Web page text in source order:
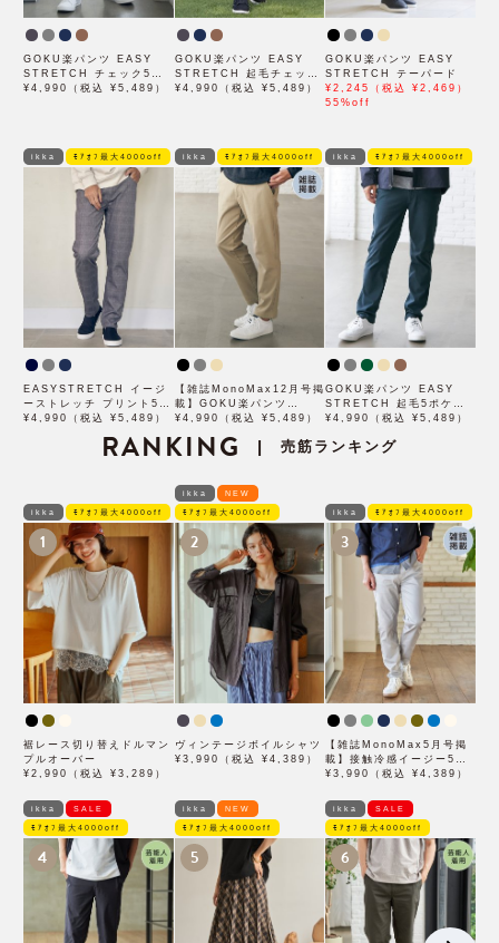
GOKU楽パンツ EASY
STRETCH チェック5ポ
ケット
¥4,990（税込 ¥5,489）
GOKU楽パンツ EASY
STRETCH 起毛チェック
5P
¥4,990（税込 ¥5,489）
GOKU楽パンツ EASY
STRETCH テーパード
¥2,245（税込 ¥2,469）
55%off
ikka ﾓｱｵﾌ最大4000off
EASYSTRETCH イージ
ーストレッチ プリント5P
パンツ
¥4,990（税込 ¥5,489）
ikka ﾓｱｵﾌ最大4000off
【雑誌MonoMax12月号掲
載】GOKU楽パンツ
EASY STRETCH 起毛イ
¥4,990（税込 ¥5,489）
ikka ﾓｱｵﾌ最大4000off
GOKU楽パンツ EASY
STRETCH 起毛5ポケッ
ト
¥4,990（税込 ¥5,489）
RANKING | 売筋ランキング
ikka ﾓｱｵﾌ最大4000off
1
裾レース切り替えドルマン
プルオーバー
¥2,990（税込 ¥3,289）
ikka NEW
ﾓｱｵﾌ最大4000off
2
ヴィンテージボイルシャツ
¥3,990（税込 ¥4,389）
ikka ﾓｱｵﾌ最大4000off
3
【雑誌MonoMax5月号掲
載】接触冷感イージー5ポ
ケット
¥3,990（税込 ¥4,389）
ikka SALE
ﾓｱｵﾌ最大4000off
4
ikka NEW
ﾓｱｵﾌ最大4000off
5
ikka SALE
ﾓｱｵﾌ最大4000off
6